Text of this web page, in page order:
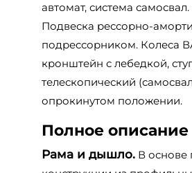
автомат, система
Подвеска рессорно-
подрессорником. Колеса
кронштейн с лебедкой,
телескопический
опрокинутом положении.
Полное описание
Рама и дышло. В основе